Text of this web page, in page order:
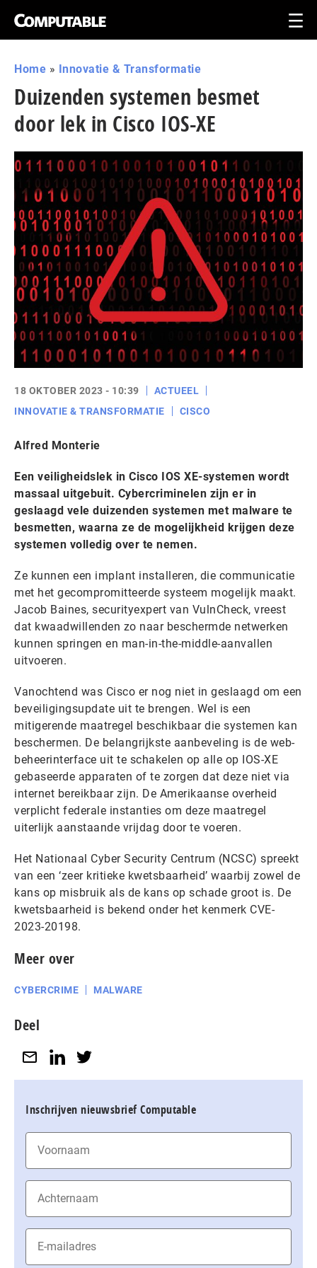
Home » Innovatie & Transformatie
Duizenden systemen besmet
door lek in Cisco IOS-XE
18 OKTOBER 2023 - 10:39
ACTUEEL
INNOVATIE & TRANSFORMATIE
CISCO
Alfred Monterie
Een veiligheidslek in Cisco IOS XE-systemen wordt
massaal uitgebuit. Cybercriminelen zijn er in
geslaagd vele duizenden systemen met malware te
besmetten, waarna ze de mogelijkheid krijgen deze
systemen volledig over te nemen.
Ze kunnen een implant installeren, die communicatie
met het gecompromitteerde systeem mogelijk maakt.
Jacob Baines, securityexpert van VulnCheck, vreest
dat kwaadwillenden zo naar beschermde netwerken
kunnen springen en man-in-the-middle-aanvallen
uitvoeren.
Vanochtend was Cisco er nog niet in geslaagd om een
beveiligingsupdate uit te brengen. Wel is een
mitigerende maatregel beschikbaar die systemen kan
beschermen. De belangrijkste aanbeveling is de web-
beheerinterface uit te schakelen op alle op IOS-XE
gebaseerde apparaten of te zorgen dat deze niet via
internet bereikbaar zijn. De Amerikaanse overheid
verplicht federale instanties om deze maatregel
uiterlijk aanstaande vrijdag door te voeren.
Het Nationaal Cyber Security Centrum (NCSC) spreekt
van een ‘zeer kritieke kwetsbaarheid’ waarbij zowel de
kans op misbruik als de kans op schade groot is. De
kwetsbaarheid is bekend onder het kenmerk CVE-
2023-20198.
Meer over
CYBERCRIME MALWARE
Deel
Inschrijven nieuwsbrief Computable